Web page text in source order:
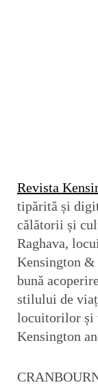
Revista
tipărită și
călătorii și
Raghava,
Kensington &
bună
stilului de
locuitorilor și
Kensington